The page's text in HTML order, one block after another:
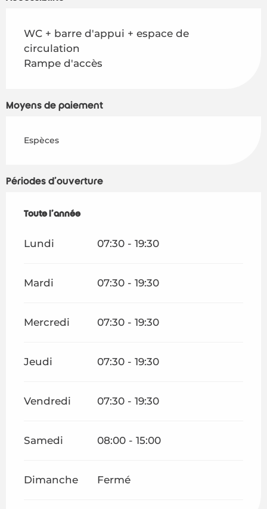
WC + barre d'appui + espace de
circulation
Rampe d'accès
Moyens de paiement
Espèces
Périodes d'ouverture
Toute l'année
Toute l'année
Lundi 07:30 - 19:30
Mardi 07:30 - 19:30
Mercredi 07:30 - 19:30
Jeudi 07:30 - 19:30
Vendredi 07:30 - 19:30
Samedi 08:00 - 15:00
Dimanche Fermé